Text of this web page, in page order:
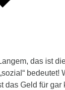
das ist
bedeutet!
das Geld für gar